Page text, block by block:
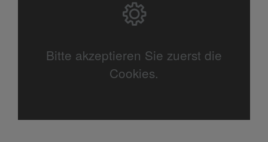
Bitte akzeptieren Sie zuerst die
Cookies.